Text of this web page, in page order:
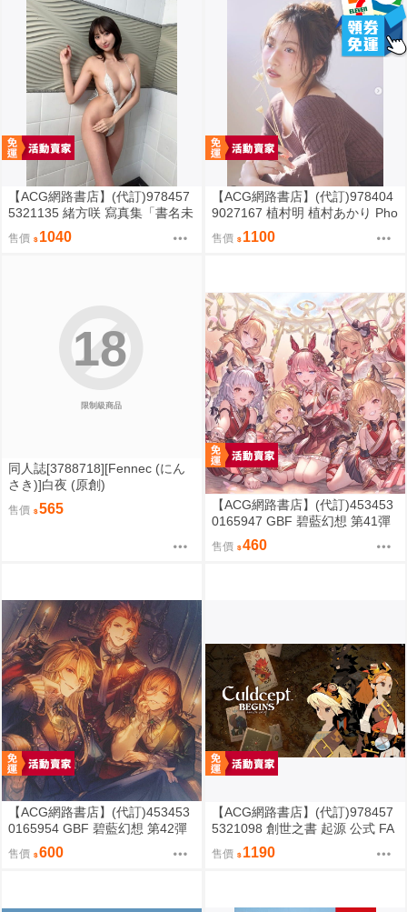
【ACG網路書店】(代訂)978457
5321135 緒方咲 寫真集「書名未
售價 1040
【ACG網路書店】(代訂)978404
9027167 植村明 植村あかり Pho
to book 寫真集「書名未定」
售價 1100
限制級商品
18
同人誌[3788718][Fennec (にん
さき)]白夜 (原創)
售價 565
【ACG網路書店】(代訂)453453
0165947 GBF 碧藍幻想 第41彈
角色歌CD「晴宴歌」門脇舞以&
堀江由衣等..附序號
售價 460
【ACG網路書店】(代訂)453453
0165954 GBF 碧藍幻想 第42彈
角色歌CD「Melodies of Wales」
附序號
售價 600
【ACG網路書店】(代訂)978457
5321098 創世之書 起源 公式 FA
NBOOK
售價 1190